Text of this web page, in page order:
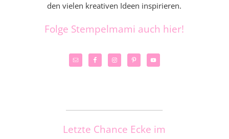
den vielen kreativen Ideen inspirieren.
Folge Stempelmami auch hier!
Letzte Chance Ecke im